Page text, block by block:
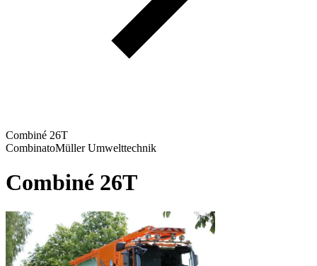
Combiné 26T
CombinatoMüller Umwelttechnik
Combiné 26T